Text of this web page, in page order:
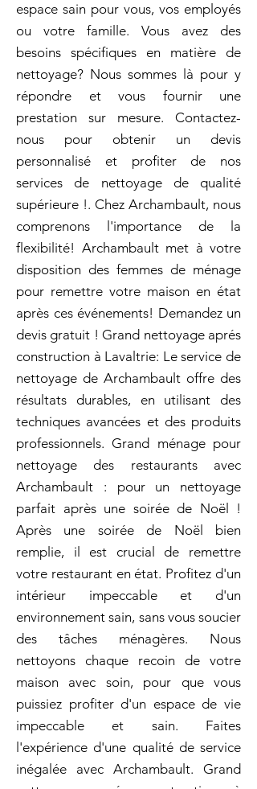
espace sain pour vous, vos employés
ou votre famille. Vous avez des
besoins spécifiques en matière de
nettoyage? Nous sommes là pour y
répondre et vous fournir une
prestation sur mesure. Contactez-
nous pour obtenir un devis
personnalisé et profiter de nos
services de nettoyage de qualité
supérieure !. Chez Archambault, nous
comprenons l'importance de la
flexibilité! Archambault met à votre
disposition des femmes de ménage
pour remettre votre maison en état
après ces événements! Demandez un
devis gratuit ! Grand nettoyage aprés
construction à Lavaltrie: Le service de
nettoyage de Archambault offre des
résultats durables, en utilisant des
techniques avancées et des produits
professionnels. Grand ménage pour
nettoyage des restaurants avec
Archambault : pour un nettoyage
parfait après une soirée de Noël !
Après une soirée de Noël bien
remplie, il est crucial de remettre
votre restaurant en état. Profitez d'un
intérieur impeccable et d'un
environnement sain, sans vous soucier
des tâches ménagères. Nous
nettoyons chaque recoin de votre
maison avec soin, pour que vous
puissiez profiter d'un espace de vie
impeccable et sain. Faites
l'expérience d'une qualité de service
inégalée avec Archambault. Grand